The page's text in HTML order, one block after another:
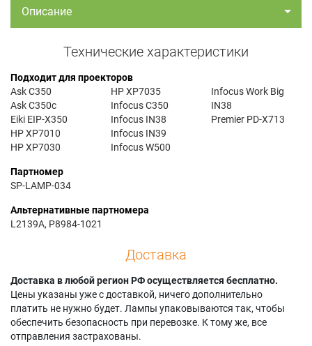
Описание
Технические характеристики
Подходит для проекторов
Ask C350
Ask C350c
Eiki EIP-X350
HP XP7010
HP XP7030
HP XP7035
Infocus C350
Infocus IN38
Infocus IN39
Infocus W500
Infocus Work Big
IN38
Premier PD-X713
Партномер
SP-LAMP-034
Альтернативные партномера
L2139A, P8984-1021
Доставка
Доставка в любой регион РФ осуществляется бесплатно.
Цены указаны уже с доставкой, ничего дополнительно
платить не нужно будет. Лампы упаковываются так, чтобы
обеспечить безопасность при перевозке. К тому же, все
отправления застрахованы.